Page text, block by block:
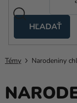
HĽADAŤ
stany
Kanekalon
Hélium
a
Témy Narodeniny